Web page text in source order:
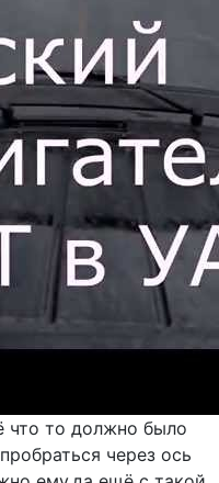
что то должно было
через ось